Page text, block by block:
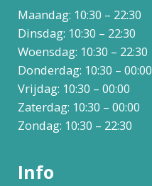
Maandag: 10:30 – 22:30
Dinsdag: 10:30 – 22:30
Woensdag: 10:30 – 22:30
Donderdag: 10:30 – 00:00
Vrijdag: 10:30 – 00:00
Zaterdag: 10:30 – 00:00
Zondag: 10:30 – 22:30
Info